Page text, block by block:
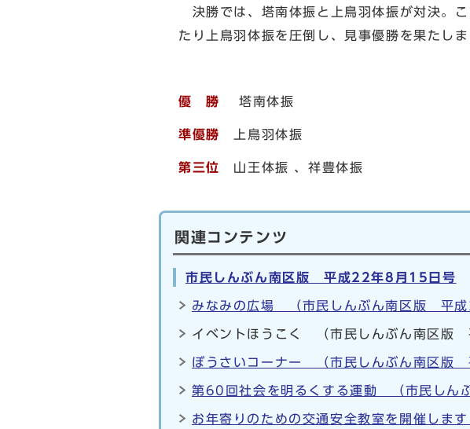
決勝では、塔南体振と上鳥羽体振が対決。
たり上鳥羽体振を圧倒し、見事優勝を果たしま
優 勝 塔南体振
準優勝 上鳥羽体振
第三位 山王体振 、祥豊体振
関連コンテンツ
市民しんぶん南区版 平成22年8月15日号
みなみの広場 （市民しんぶん南区版 平
イベントほうこく （市民しんぶん南区版
ぼうさいコーナー （市民しんぶん南区版
第60回社会を明るくする運動 （市民しん
お年寄りのための交通安全教室を開催し